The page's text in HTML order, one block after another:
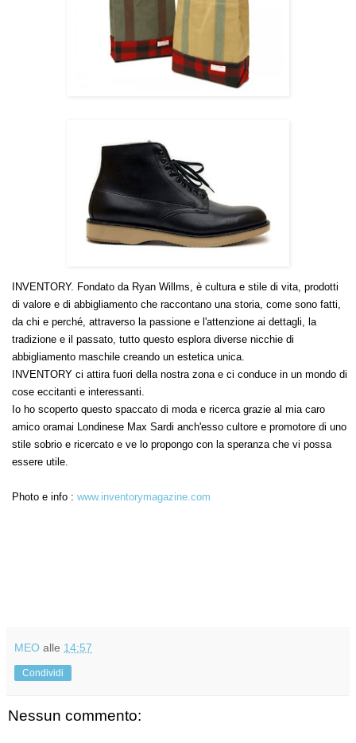
INVENTORY. Fondato da Ryan Willms, è cultura e stile di vita, prodotti
di valore e di abbigliamento che raccontano una storia, come sono fatti,
da chi e perché, attraverso la passione e l'attenzione ai dettagli,
la
tradizione e il passato, tutto questo esplora diverse nicchie di
abbigliamento maschile creando un estetica unica.
INVENTORY ci attira fuori della nostra zona e ci conduce in un mondo di
cose eccitanti e interessanti.
Io ho scoperto questo spaccato di moda e ricerca grazie al mia caro
amico oramai Londinese Max Sardi anch'esso cultore e promotore di uno
stile sobrio e ricercato e ve lo propongo con la speranza che vi possa
essere utile.
Photo e info : www.inventorymagazine.com
MEO alle 14:57
Condividi
Nessun commento: